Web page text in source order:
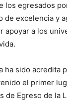
los egresados
de excelencia y
apoyar a los
ha sido acredita
el primer
de Egreso de la